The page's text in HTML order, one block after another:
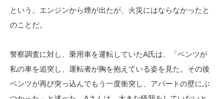
という。エンジンから煙が出たが、火災にはならなかったと
のことだ。
警察調査に対し、乗用車を運転していたA氏は、「ベンツが
私の車を追突し、運転者が胸を抱えている姿を見た。その後
ベンツが再び突っ込んでもう一度衝突し、アパートの壁にぶ